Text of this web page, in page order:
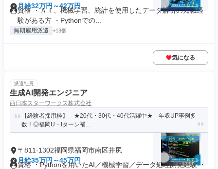
月給32万円～42万円
資格 ・ＡＩ、機械学習、統計を使用したデータ解析の知識経
験がある方 ・Pythonでの...
無期雇用派遣 +13個
気になる
派遣社員
生成AI開発エンジニア
西日本スターワークス株式会社
【経験者採用枠】 ★20代・30代・40代活躍中★ 年収UP事例多
数！◎福岡U・Iターン補...
〒811-1302福岡県福岡市南区井尻
月給35万円～45万円
資格 ・Pythonを用いたAI／機械学習／データ処理開発経験 ・